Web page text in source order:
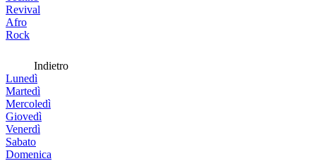
Revival
Afro
Rock
Indietro
Lunedì
Martedì
Mercoledì
Giovedì
Venerdì
Sabato
Domenica